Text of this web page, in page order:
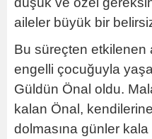
aileler büyük bir
Bu süreçten etkilenen
engelli çocuğuyla
Güldün Önal oldu.
kalan Önal,
dolmasına günler